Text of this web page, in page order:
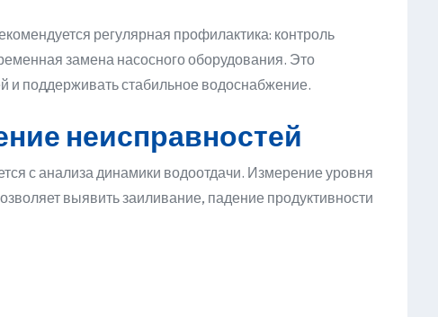
регулярная профилактика: контроль
замена насосного оборудования. Это
и поддерживать стабильное водоснабжение.
неисправностей
с анализа динамики водоотдачи. Измерение уровня
выявить заиливание, падение продуктивности